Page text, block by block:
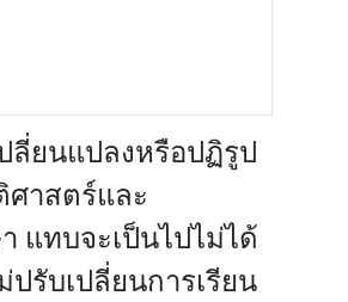
ลี่ยนแปลงหรือปฏิรูป
ศาสตร์และ
แทบจะเป็นไปไม่ได้
ปรับเปลี่ยนการเรียน